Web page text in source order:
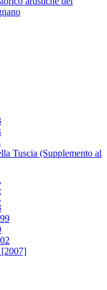
Tuscia (Supplemento al